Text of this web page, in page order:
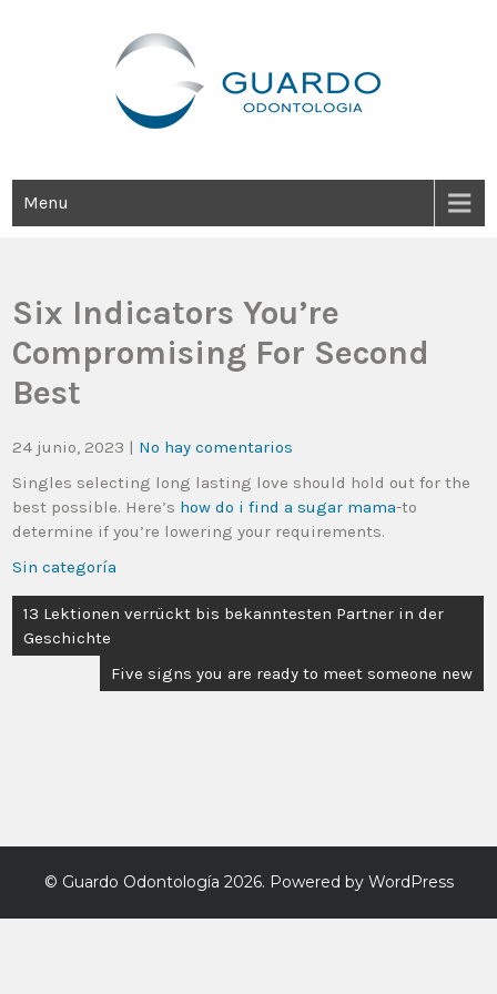
Menu
Six Indicators You’re
Compromising For Second
Best
24 junio, 2023 | No hay comentarios
Singles selecting long lasting love should hold out for the
best possible. Here’s how do i find a sugar mama-to
determine if you’re lowering your requirements.
Sin categoría
13 Lektionen verrückt bis bekanntesten Partner in der
Geschichte
Five signs you are ready to meet someone new
© Guardo Odontología 2026. Powered by WordPress